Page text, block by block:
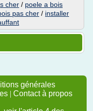
cher / poele a bois
pas cher / installer
générales
| Contact à propos